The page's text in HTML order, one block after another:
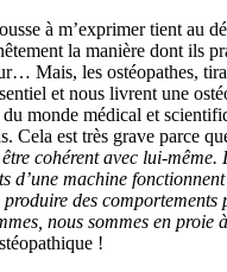
à m’exprimer tient au
la manière dont ils
Mais, les ostéopathes,
et nous livrent une
du monde médical et
Cela est très grave parce
cohérent avec lui-
d’une machine
des comportements
nous sommes en
!